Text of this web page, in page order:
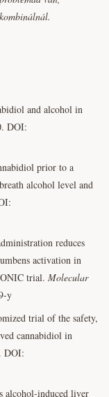
and alcohol in
DOI:
prior to a
alcohol level and
reduces
activation in
trial. Molecular
y
trial of the safety,
cannabidiol in
. DOI:
alcohol-induced liver